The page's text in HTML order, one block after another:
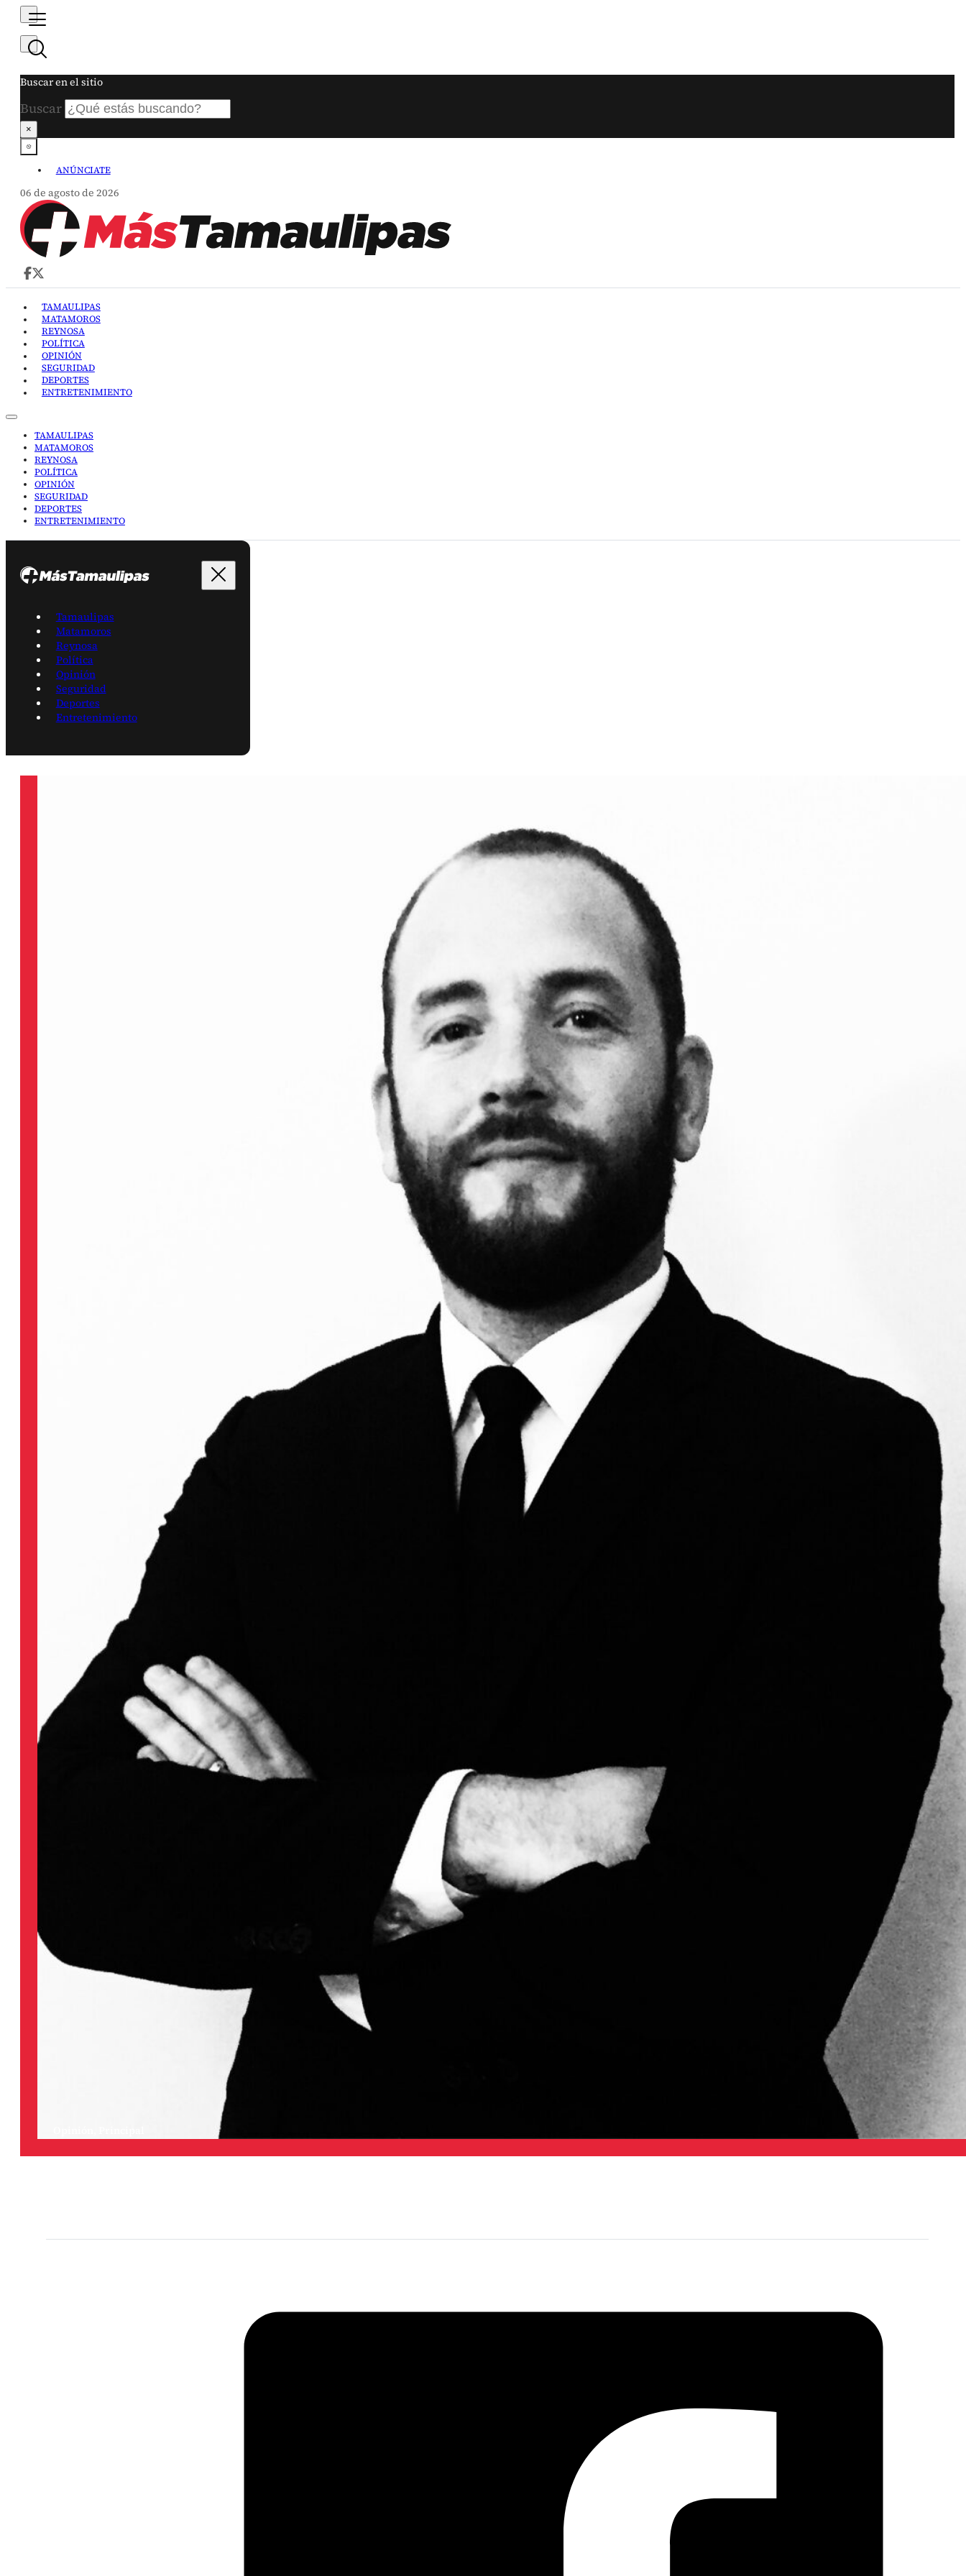
Buscar en el sitio
Buscar
×
ANÚNCIATE
06 de agosto de 2026
TAMAULIPAS
MATAMOROS
REYNOSA
POLÍTICA
OPINIÓN
SEGURIDAD
DEPORTES
ENTRETENIMIENTO
TAMAULIPAS
MATAMOROS
REYNOSA
POLÍTICA
OPINIÓN
SEGURIDAD
DEPORTES
ENTRETENIMIENTO
Tamaulipas
Matamoros
Reynosa
Política
Opinión
Seguridad
Deportes
Entretenimiento